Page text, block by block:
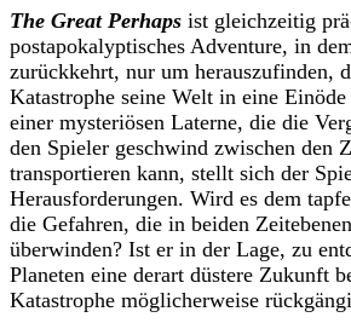
The Great Perhaps ist gleichzeitig
postapokalyptisches Adventure, in
zurückkehrt, nur um herauszufinden,
Katastrophe seine Welt in eine
einer mysteriösen Laterne, die die
den Spieler geschwind zwischen den
transportieren kann, stellt sich der
Herausforderungen. Wird es dem
die Gefahren, die in beiden
überwinden? Ist er in der Lage, zu
Planeten eine derart düstere Zukunft
Katastrophe möglicherweise